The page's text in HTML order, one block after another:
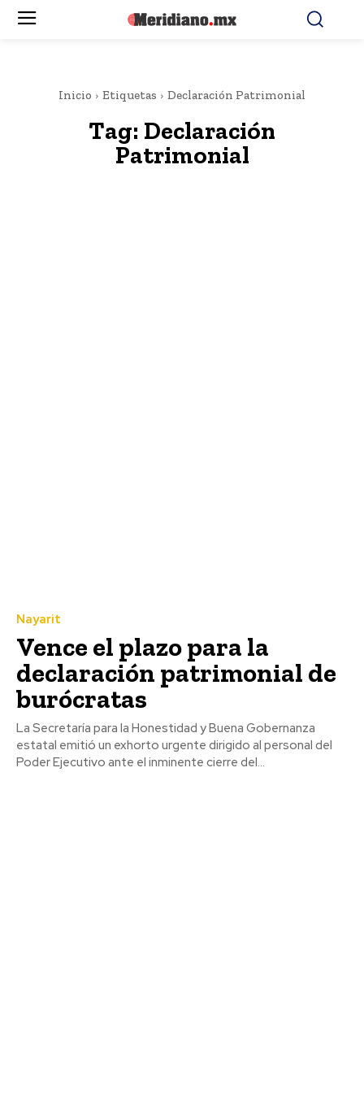
Inicio Etiquetas Declaración Patrimonial
Tag: Declaración
Patrimonial
Nayarit
Vence el plazo para la
declaración patrimonial de
burócratas
La Secretaría para la Honestidad y Buena Gobernanza
estatal emitió un exhorto urgente dirigido al personal del
Poder Ejecutivo ante el inminente cierre del...